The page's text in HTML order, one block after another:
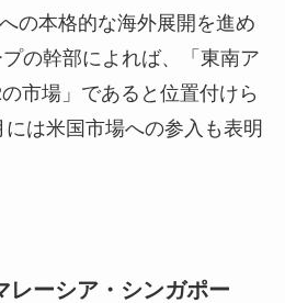
の本格的な海外展開を進め
の幹部によれば、「東南ア
市場」であると位置付けら
は米国市場への参入も表明
レーシア・シンガポー